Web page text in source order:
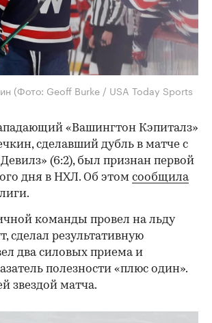
(Фото: Geoff Burke / USA Today Sports
«Вашингтон Кэпиталз»
сделавший дубль в матче с
(6:2), был признан первой
дня в НХЛ. Об этом сообщила
команды провел на льду
сделал результативную
два силовых приема и
полезности «плюс один».
звездой матча.